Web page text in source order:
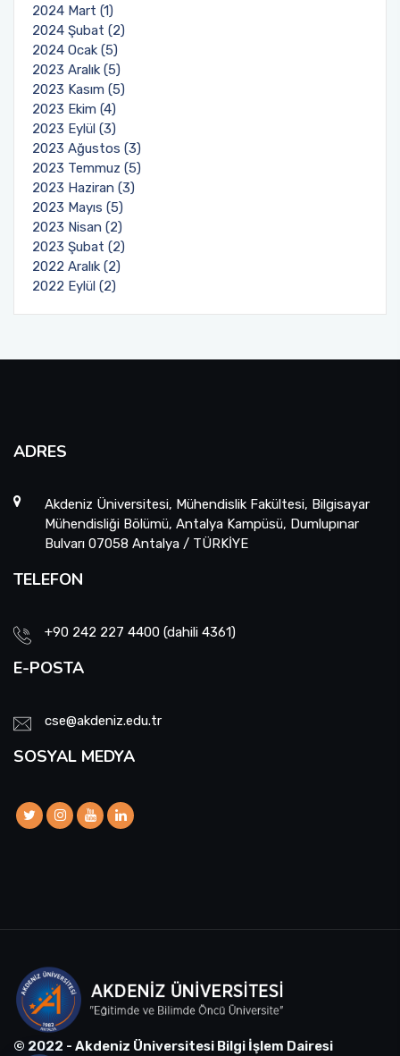
2024 Mart (1)
2024 Şubat (2)
2024 Ocak (5)
2023 Aralık (5)
2023 Kasım (5)
2023 Ekim (4)
2023 Eylül (3)
2023 Ağustos (3)
2023 Temmuz (5)
2023 Haziran (3)
2023 Mayıs (5)
2023 Nisan (2)
2023 Şubat (2)
2022 Aralık (2)
2022 Eylül (2)
ADRES
Akdeniz Üniversitesi, Mühendislik Fakültesi, Bilgisayar
Mühendisliği Bölümü, Antalya Kampüsü, Dumlupınar
Bulvarı 07058 Antalya / TÜRKİYE
TELEFON
+90 242 227 4400 (dahili 4361)
E-POSTA
cse@akdeniz.edu.tr
SOSYAL MEDYA
© 2022 - Akdeniz Üniversitesi Bilgi İşlem Dairesi